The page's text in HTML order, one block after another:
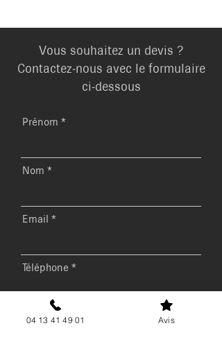
Vous souhaitez un devis ?
Contactez-nous avec le formulaire
ci-dessous
Prénom
Nom
Email
Téléphone
Message
04 13 41 49 01 Avis